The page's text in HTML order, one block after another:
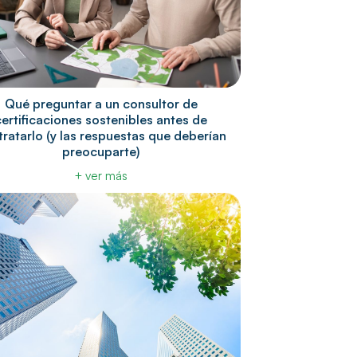
Qué preguntar a un consultor de
sostenibles antes de
(y las respuestas que deberían
preocuparte)
+ ver más